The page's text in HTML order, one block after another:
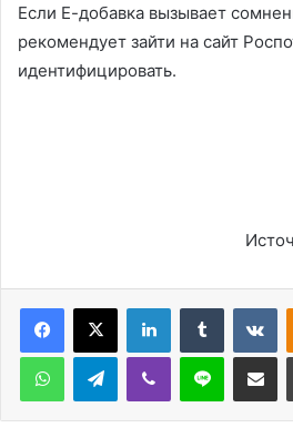
Если Е-добавка вызывает
рекомендует зайти на сайт
идентифицировать.
LinkedInTumblr
WhatsAppTelegramViber Line Поделиться